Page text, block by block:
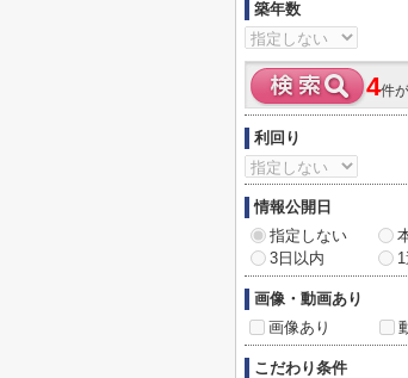
築年数
4件
利回り
情報公開日
指定しない
3日以内
画像・動画あり
画像あり
こだわり条件